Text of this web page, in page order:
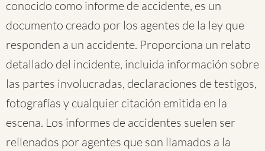
conocido como informe de accidente, es un
documento creado por los agentes de la ley que
responden a un accidente. Proporciona un relato
detallado del incidente, incluida información sobre
las partes involucradas, declaraciones de testigos,
fotografías y cualquier citación emitida en la
escena. Los informes de accidentes suelen ser
rellenados por agentes que son llamados a la